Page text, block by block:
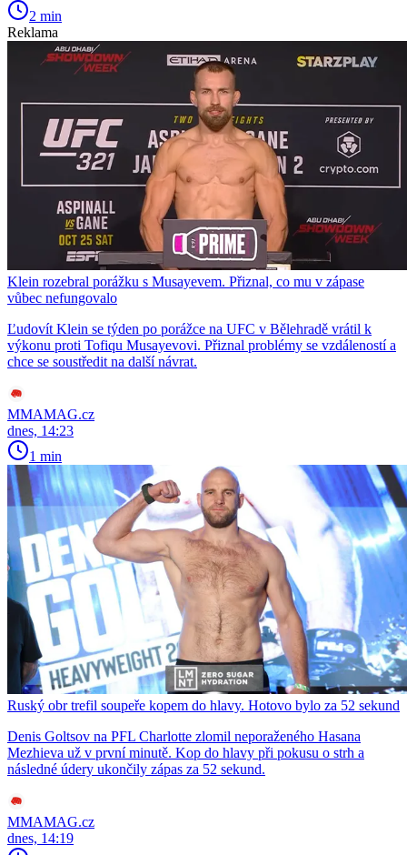
2 min
Reklama
Klein rozebral porážku s Musayevem. Přiznal, co mu v zápase
vůbec nefungovalo
Ľudovít Klein se týden po porážce na UFC v Bělehradě vrátil k
výkonu proti Tofiqu Musayevovi. Přiznal problémy se vzdáleností a
chce se soustředit na další návrat.
MMAMAG.cz
dnes, 14:23
1 min
Ruský obr trefil soupeře kopem do hlavy. Hotovo bylo za 52 sekund
Denis Goltsov na PFL Charlotte zlomil neporaženého Hasana
Mezhieva už v první minutě. Kop do hlavy při pokusu o strh a
následné údery ukončily zápas za 52 sekund.
MMAMAG.cz
dnes, 14:19